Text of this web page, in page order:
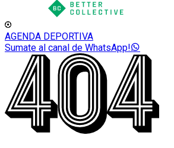
AGENDA DEPORTIVA
Sumate al canal de WhatsApp!